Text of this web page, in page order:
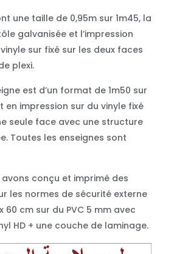
une taille de 0,95m sur 1m45, la
galvanisée et l’impression
sur fixé sur les deux faces
plexi.
est d’un format de 1m50 sur
en impression sur du vinyle fixé
seule face avec une structure
Toutes les enseignes sont
avons conçu et imprimé des
les normes de sécurité externe
60 cm sur du PVC 5 mm avec
HD + une couche de laminage.